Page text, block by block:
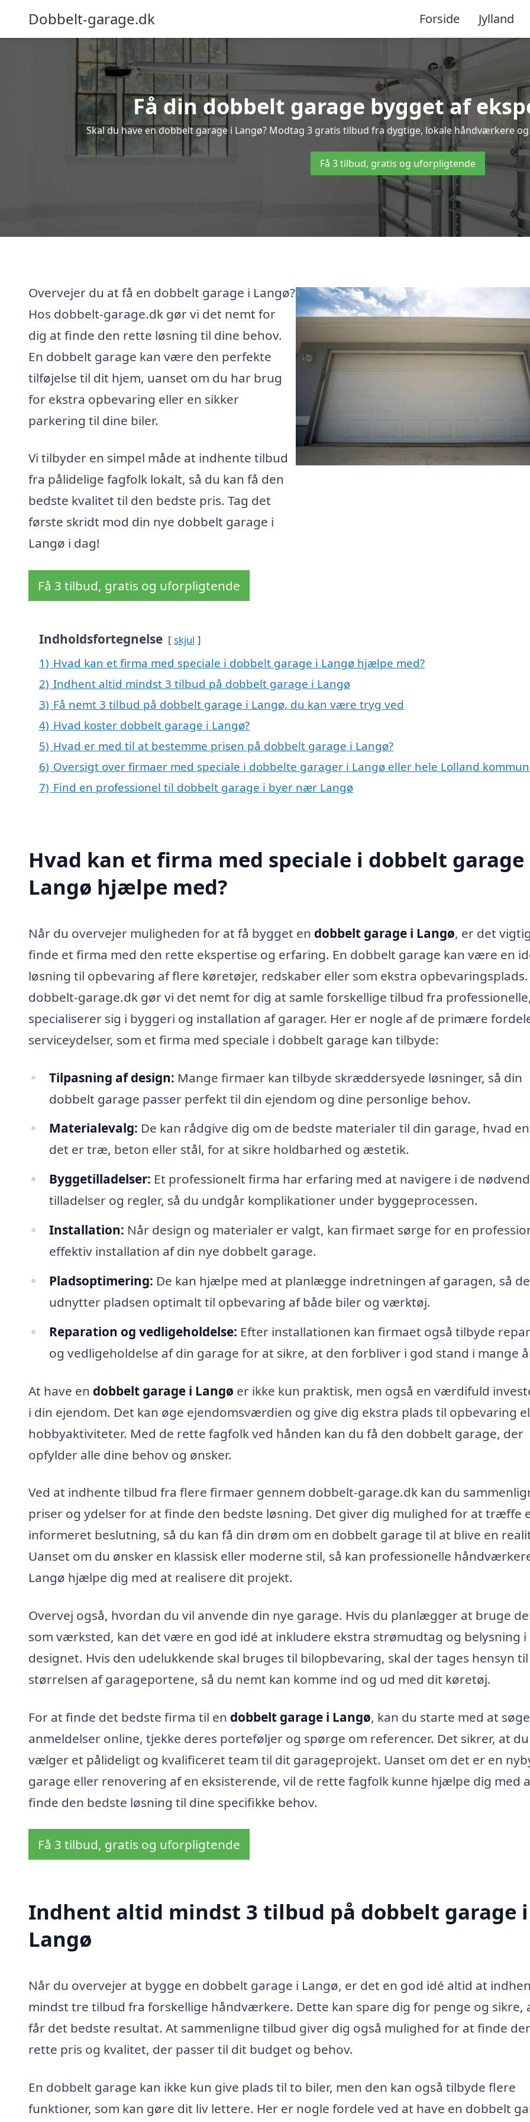
Dobbelt-garage.dk Forside Jylland
Få din dobbelt garage bygget af
Skal du have en dobbelt garage i Langø? Modtag 3 gratis tilbud fra dygtige, lokale håndværkere
Få 3 tilbud, gratis og uforpligtende
Overvejer du at få en dobbelt garage i Langø?
Hos dobbelt-garage.dk gør vi det nemt for
dig at finde den rette løsning til dine behov.
En dobbelt garage kan være den perfekte
tilføjelse til dit hjem, uanset om du har brug
for ekstra opbevaring eller en sikker
parkering til dine biler.
Vi tilbyder en simpel måde at indhente tilbud
fra pålidelige fagfolk lokalt, så du kan få den
bedste kvalitet til den bedste pris. Tag det
første skridt mod din nye dobbelt garage i
Langø i dag!
Få 3 tilbud, gratis og uforpligtende
Indholdsfortegnelse skjul
1) Hvad kan et firma med speciale i dobbelt garage i Langø hjælpe med?
2) Indhent altid mindst 3 tilbud på dobbelt garage i Langø
3) Få nemt 3 tilbud på dobbelt garage i Langø, du kan være tryg ved
4) Hvad koster dobbelt garage i Langø?
5) Hvad er med til at bestemme prisen på dobbelt garage i Langø?
6) Oversigt over firmaer med speciale i dobbelte garager i Langø eller hele Lolland
7) Find en professionel til dobbelt garage i byer nær Langø
Hvad kan et firma med speciale i dobbelt garage
Langø hjælpe med?
Når du overvejer muligheden for at få bygget en dobbelt garage i Langø, er det
finde et firma med den rette ekspertise og erfaring. En dobbelt garage kan være en
løsning til opbevaring af flere køretøjer, redskaber eller som ekstra opbevaringsplads.
dobbelt-garage.dk gør vi det nemt for dig at samle forskellige tilbud fra
specialiserer sig i byggeri og installation af garager. Her er nogle af de primære
serviceydelser, som et firma med speciale i dobbelt garage kan tilbyde:
Tilpasning af design: Mange firmaer kan tilbyde skræddersyede løsninger, så din
dobbelt garage passer perfekt til din ejendom og dine personlige behov.
Materialevalg: De kan rådgive dig om de bedste materialer til din garage, hvad
det er træ, beton eller stål, for at sikre holdbarhed og æstetik.
Byggetilladelser: Et professionelt firma har erfaring med at navigere i de
tilladelser og regler, så du undgår komplikationer under byggeprocessen.
Installation: Når design og materialer er valgt, kan firmaet sørge for en
effektiv installation af din nye dobbelt garage.
Pladsoptimering: De kan hjælpe med at planlægge indretningen af garagen, så
udnytter pladsen optimalt til opbevaring af både biler og værktøj.
Reparation og vedligeholdelse: Efter installationen kan firmaet også tilbyde
og vedligeholdelse af din garage for at sikre, at den forbliver i god stand i mange
At have en dobbelt garage i Langø er ikke kun praktisk, men også en værdifuld
i din ejendom. Det kan øge ejendomsværdien og give dig ekstra plads til opbevaring
hobbyaktiviteter. Med de rette fagfolk ved hånden kan du få den dobbelt garage, der
opfylder alle dine behov og ønsker.
Ved at indhente tilbud fra flere firmaer gennem dobbelt-garage.dk kan du
priser og ydelser for at finde den bedste løsning. Det giver dig mulighed for at træffe
informeret beslutning, så du kan få din drøm om en dobbelt garage til at blive en
Uanset om du ønsker en klassisk eller moderne stil, så kan professionelle
Langø hjælpe dig med at realisere dit projekt.
Overvej også, hvordan du vil anvende din nye garage. Hvis du planlægger at bruge
som værksted, kan det være en god idé at inkludere ekstra strømudtag og belysning i
designet. Hvis den udelukkende skal bruges til bilopbevaring, skal der tages hensyn til
størrelsen af garageportene, så du nemt kan komme ind og ud med dit køretøj.
For at finde det bedste firma til en dobbelt garage i Langø, kan du starte med at
anmeldelser online, tjekke deres porteføljer og spørge om referencer. Det sikrer, at du
vælger et pålideligt og kvalificeret team til dit garageprojekt. Uanset om det er en
garage eller renovering af en eksisterende, vil de rette fagfolk kunne hjælpe dig med
finde den bedste løsning til dine specifikke behov.
Få 3 tilbud, gratis og uforpligtende
Indhent altid mindst 3 tilbud på dobbelt garage i
Langø
Når du overvejer at bygge en dobbelt garage i Langø, er det en god idé altid at
mindst tre tilbud fra forskellige håndværkere. Dette kan spare dig for penge og sikre,
får det bedste resultat. At sammenligne tilbud giver dig også mulighed for at finde
rette pris og kvalitet, der passer til dit budget og behov.
En dobbelt garage kan ikke kun give plads til to biler, men den kan også tilbyde flere
funktioner, som kan gøre dit liv lettere. Her er nogle fordele ved at have en dobbelt